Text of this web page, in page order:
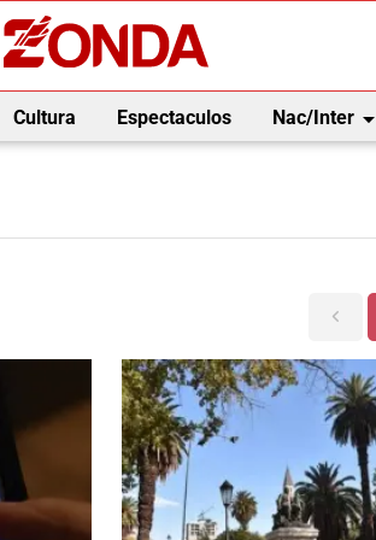
Cultura Espectaculos Nac/Interarrow_drop_down